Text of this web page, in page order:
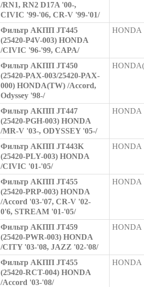
/RN1, RN2 D17A '00-,
CIVIC '99-'06, CR-V '99-'01/
Фильтр АКПП JT445
(25420-P4V-003) HONDA
/CIVIC '96-'99, CAPA/
HONDA
Фильтр АКПП JT450
(25420-PAX-003/25420-PAX-
000) HONDA(TW) /Accord,
Odyssey '98-/
Фильтр АКПП JT447
(25420-PGH-003) HONDA
/MR-V '03-, ODYSSEY '05-/
HONDA
Фильтр АКПП JT443K
(25420-PLY-003) HONDA
/CIVIC '01-'05/
HONDA
Фильтр АКПП JT455
(25420-PRP-003) HONDA
/Accord '03-'07, CR-V '02-
0'6, STREAM '01-'05/
HONDA
Фильтр АКПП JT459
(25420-PWR-003) HONDA
/CITY '03-'08, JAZZ '02-'08/
HONDA
Фильтр АКПП JT455
(25420-RCT-004) HONDA
/Accord '03-'08/
HONDA